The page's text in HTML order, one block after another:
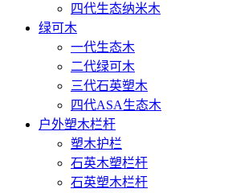
四代生态纳米木
绿可木
一代生态木
二代绿可木
三代石英塑木
四代ASA生态木
户外塑木栏杆
塑木护栏
石英木塑栏杆
石英塑木栏杆